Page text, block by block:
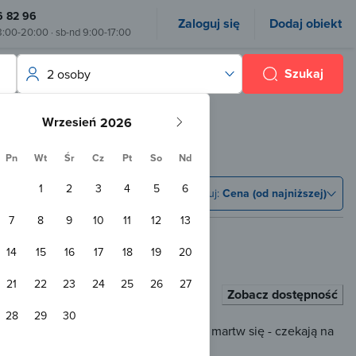
82 96
20:00 · sb-nd 9:00-17:00 Zaloguj się Dodaj obiekt
Wrzesień
Pn Wt Śr Cz Pt So Nd
1 2 3 4 5
6
7
8 9 10 11 12
13
14
15 16 17 18 19
20
21
22 23 24 25 26
27
28
29 30
2 osoby Szukaj
Sortuj: Cena (od najniższej)
Zobacz dostępność
rezerwacji online, ale nie martw się - czekają na